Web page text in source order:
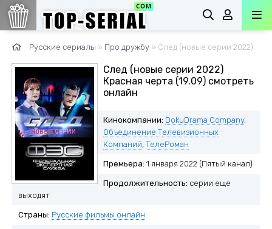
Русские сериалы » Про дружбу » След (новые серии 2022)
След (новые серии 2022)
Красная черта (19.09) смотреть
онлайн
Кинокомпании: DokuDrama Company,
Объединение Телевизионных
Компаний, ТелеРоман
Премьера: 1 января 2022 (Пятый канал)
Продолжительность: серии еще
выходят
Страны: Русские фильмы онлайн